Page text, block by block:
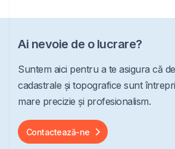
Ai nevoie de o lucrare?
Suntem aici pentru a te asigura că
cadastrale și topografice sunt
mare precizie și profesionalism.
Contactează-ne